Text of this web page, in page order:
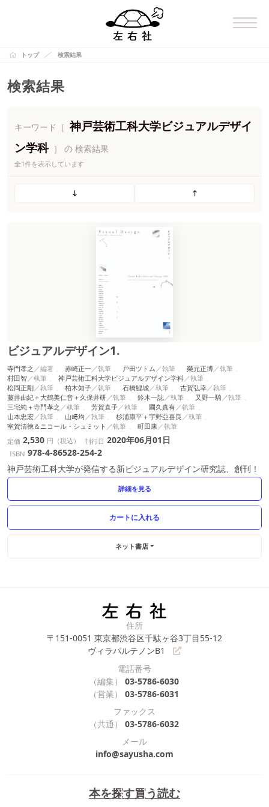
トップ 検索結果
検索結果
キーワード［ 神戸芸術工科大学ビジュアルデザイ
ン学科 ］ の 検索結果
全1件を表示しています
ビジュアルデザイン1.
寺門孝之 赤崎正一 戸田ツトム
榮元正博
村田智
神戸芸術工科大学ビジュアルデザイン学科
松岡正剛
柏木知子 石橋鯉城
古賀弘幸
藤井由紀＋大鶴美仁音＋久保井研
鈴木一誌
又野一騎
三宅純＋寺門孝之
芳賀直子
國久真有
山本忠宏
山﨑均
杉浦康平＋宇野亞喜良
室賀清徳＆ニコール・シュミット
町田康
定価 2,530 円（税込） 刊行日 2020年06月01日
ISBN 978-4-86528-254-2
神戸芸術工科大学が発信する新ビジュアルデザイン研究誌、創刊！
詳細を見る
ネット書店
本を探す買う読む
住所
〒151-0051 東京都渋谷区千駄ヶ谷3丁目55-12
ヴィラパルテノンB1
電話番号
（編集）
03-5786-6030
（営業）
03-5786-6031
ファックス
（共通）
03-5786-6032
メール
info@sayusha.com